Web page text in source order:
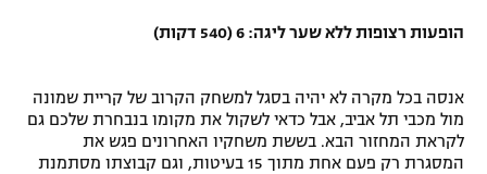
הופעות רצופות ללא שער ליגה: 6 (540 דקות)
אנסה בכל מקרה לא יהיה בסגל למשחק הקרוב של קריית שמונה
מול מכבי תל אביב, אבל כדאי לשקול את מקומו בנבחרת שלכם גם
לקראת המחזור הבא. בששת משחקיו האחרונים פגש את
המסגרת רק פעם אחת מתוך 15 בעיטות, וגם קבוצתו מסתמנת